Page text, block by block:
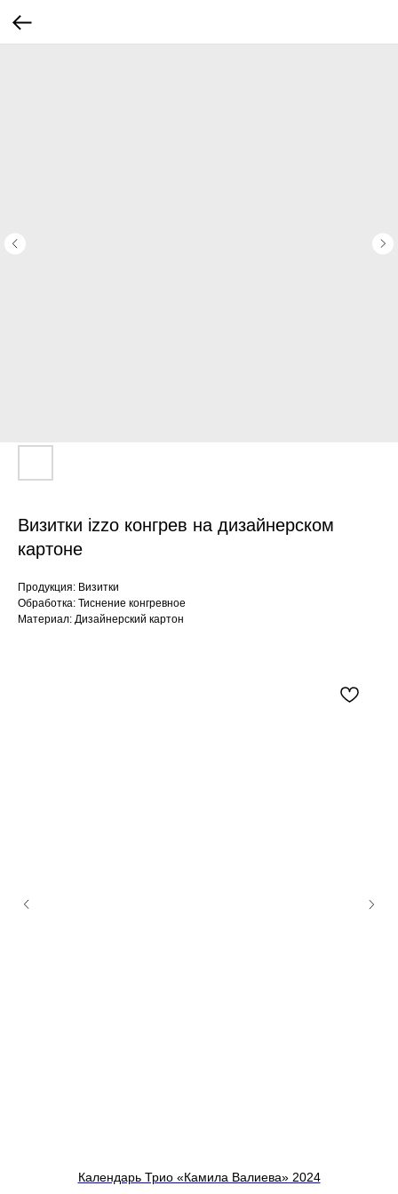
Визитки izzo конгрев на дизайнерском
картоне
Продукция: Визитки
Обработка: Тиснение конгревное
Материал: Дизайнерский картон
Календарь Трио «Камила Валиева» 2024